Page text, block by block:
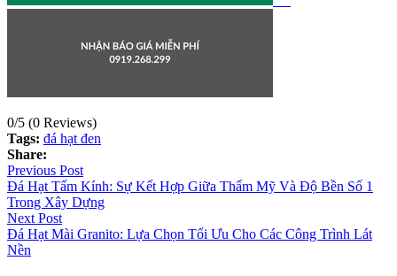
0/5 (0 Reviews)
Tags: đá hạt đen
Share:
Điều
hướng
bài
viết
Previous Post
Đá Hạt Tấm Kính: Sự Kết Hợp Giữa Thẩm Mỹ Và Độ Bền Số 1
Trong Xây Dựng
Next Post
Đá Hạt Mài Granito: Lựa Chọn Tối Ưu Cho Các Công Trình Lát
Nền